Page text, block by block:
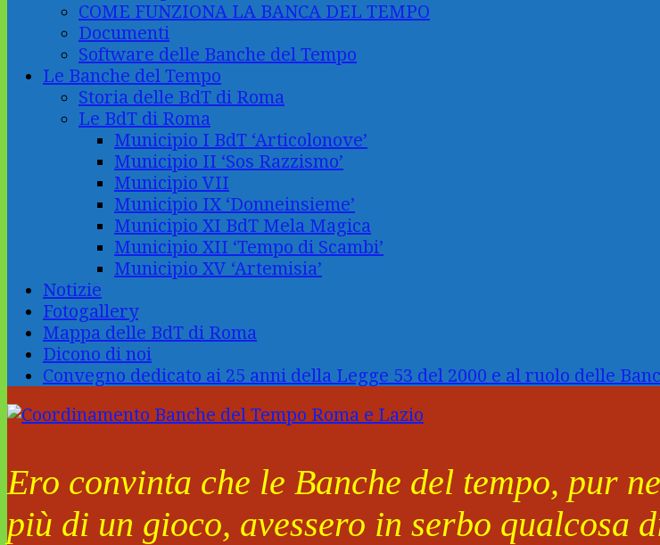
COME FUNZIONA LA BANCA DEL TEMPO
Documenti
Software delle Banche del Tempo
Le Banche del Tempo
Storia delle BdT di Roma
Le BdT di Roma
Municipio I BdT ‘Articolonove’
Municipio II ‘Sos Razzismo’
Municipio VII
Municipio IX ‘Donneinsieme’
Municipio XI BdT Mela Magica
Municipio XII ‘Tempo di Scambi’
Municipio XV ‘Artemisia’
Notizie
Fotogallery
Mappa delle BdT di Roma
Dicono di noi
Convegno dedicato ai 25 anni della Legge 53 del 2000 e al ruolo delle
Ero convinta che le Banche del tempo, pur
più di un gioco, avessero in serbo qualcosa